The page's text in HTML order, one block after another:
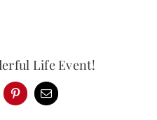
Life Event!
PinterestE-